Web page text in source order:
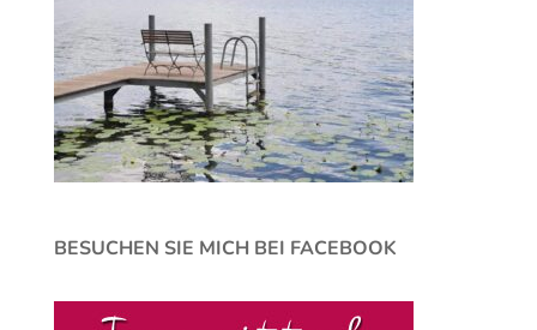
BESUCHEN SIE MICH BEI FACEBOOK